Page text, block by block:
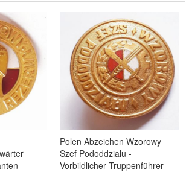
Polen Abzeichen Wzorowy
Szef Pododdzialu -
Vorbildlicher Truppenführer